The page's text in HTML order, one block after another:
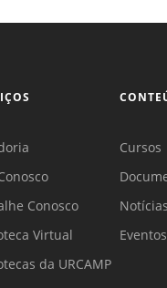
Conosco
Virtual
da URCAMP
Cursos
Notícias
Eventos